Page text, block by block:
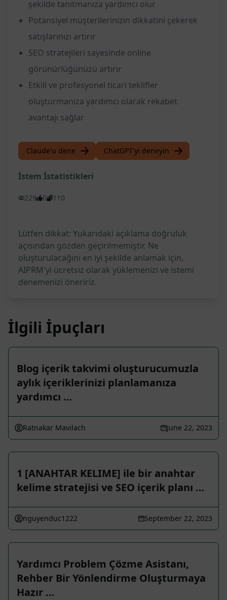
şekilde tanıtmanıza yardımcı olur
Potansiyel müşterilerinizin dikkatini çekerek
satışlarınızı artırır
SEO stratejileri sayesinde online
görünürlüğünüzü artırır
Etkili ve profesyonel ticari teklifler
oluşturmanıza yardımcı olarak rekabet
avantajı sağlar
Claude'u dene ChatGPT'yi deneyin
İstem İstatistikleri
229 0 110
Lütfen dikkat: Yukarıdaki açıklama doğruluk
açısından gözden geçirilmemiştir. Ne
oluşturulacağını en iyi şekilde anlamak için,
AIPRM'yi ücretsiz olarak yüklemenizi ve istemi
denemenizi öneririz.
İlgili İpuçları
Blog içerik takvimi oluşturucumuzla
aylık içeriklerinizi planlamanıza
yardımcı …
Ratnakar Mavilach June 22, 2023
1 [ANAHTAR KELIME] ile bir anahtar
kelime stratejisi ve SEO içerik planı …
nguyenduc1222 September 22, 2023
Yardımcı Problem Çözme Asistanı,
Rehber Bir Yönlendirme Oluşturmaya
Hazır …